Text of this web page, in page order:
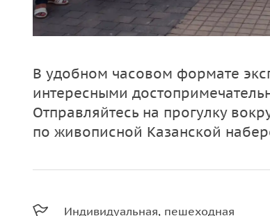
В удобном часовом формате
интересными
Отправляйтесь на прогулку
по живописной Казанской
Индивидуальная, пешеходная